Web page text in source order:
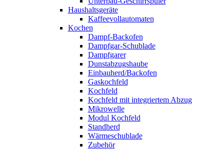
Haushaltsgeräte
Kaffeevollautomaten
Kochen
Dampf-Backofen
Dampfgar-Schublade
Dampfgarer
Dunstabzugshaube
Einbauherd/Backofen
Gaskochfeld
Kochfeld
Kochfeld mit integriertem Abzug
Mikrowelle
Modul Kochfeld
Standherd
Wärmeschublade
Zubehör